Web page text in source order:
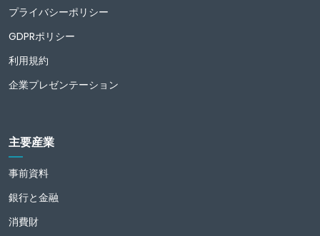
プライバシーポリシー
GDPRポリシー
利用規約
企業プレゼンテーション
主要産業
事前資料
銀行と金融
消費財